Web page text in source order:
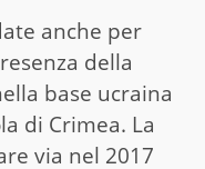
anche per
della
base ucraina
di Crimea. La
via nel 2017